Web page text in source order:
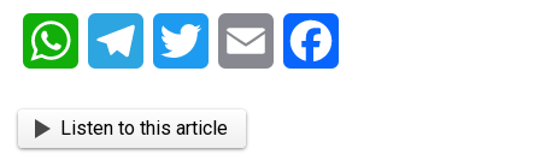
WhatsAppTelegram Twitter Email
Listen to this article